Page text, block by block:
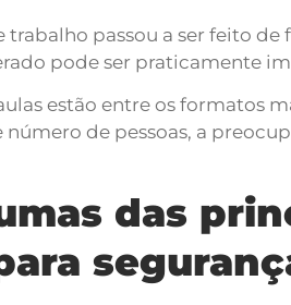
trabalho passou a ser feito
pode ser praticamente
estão entre os formatos
de pessoas, a
das